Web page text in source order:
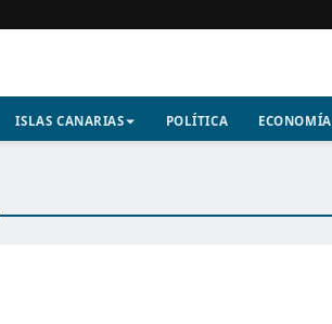
ISLAS CANARIAS POLÍTICA ECONOMÍA